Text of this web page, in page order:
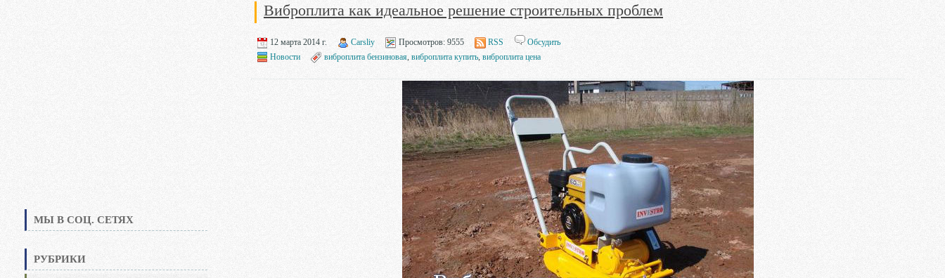
МЫ В СОЦ. СЕТЯХ
РУБРИКИ
Виброплита как идеальное решение строительных проблем
12 марта 2014 г. Carsliy Просмотров: 9555 RSS
Обсудить
Новости
виброплита бензиновая, виброплита купить, виброплита цена